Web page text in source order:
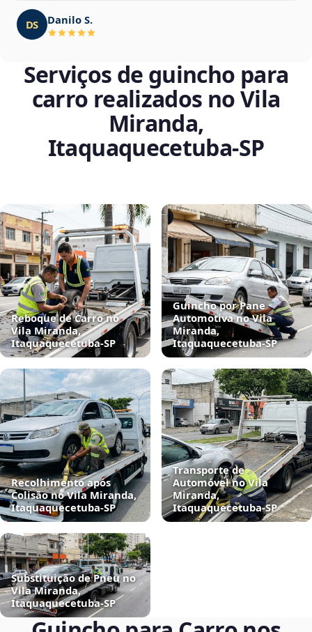
DS Danilo S.
Serviços de guincho para
carro realizados no Vila
Miranda,
Itaquaquecetuba‑SP
Reboque de Carro no
Vila Miranda,
Itaquaquecetuba‑SP
Guincho por Pane
Automotiva no Vila
Miranda,
Itaquaquecetuba‑SP
Recolhimento após
Colisão no Vila Miranda,
Itaquaquecetuba‑SP
Transporte de
Automóvel no Vila
Miranda,
Itaquaquecetuba‑SP
Substituição de Pneu no
Vila Miranda,
Itaquaquecetuba‑SP